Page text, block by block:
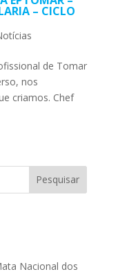
– CICLO
de Tomar
nos
criamos. Chef
Nacional dos